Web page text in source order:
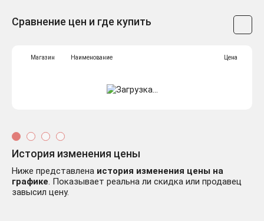
Сравнение цен и где купить
Магазин Наименование Цена
История изменения цены
Ниже представлена история изменения цены на
графике. Показывает реальна ли скидка или продавец
завысил цену.